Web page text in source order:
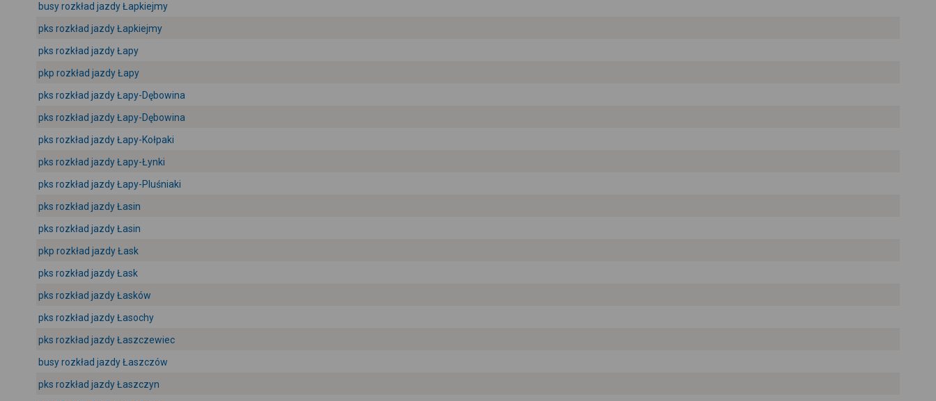
busy rozkład jazdy Łapkiejmy
pks rozkład jazdy Łapkiejmy
pks rozkład jazdy Łapy
pkp rozkład jazdy Łapy
pks rozkład jazdy Łapy-Dębowina
pks rozkład jazdy Łapy-Dębowina
pks rozkład jazdy Łapy-Kołpaki
pks rozkład jazdy Łapy-Łynki
pks rozkład jazdy Łapy-Pluśniaki
pks rozkład jazdy Łasin
pks rozkład jazdy Łasin
pkp rozkład jazdy Łask
pks rozkład jazdy Łask
pks rozkład jazdy Łasków
pks rozkład jazdy Łasochy
pks rozkład jazdy Łaszczewiec
busy rozkład jazdy Łaszczów
pks rozkład jazdy Łaszczyn